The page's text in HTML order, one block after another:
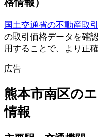
格情報）
国土交通省の不動産取
の取引価格データを確
用することで、より正
広告
熊本市南区の
情報